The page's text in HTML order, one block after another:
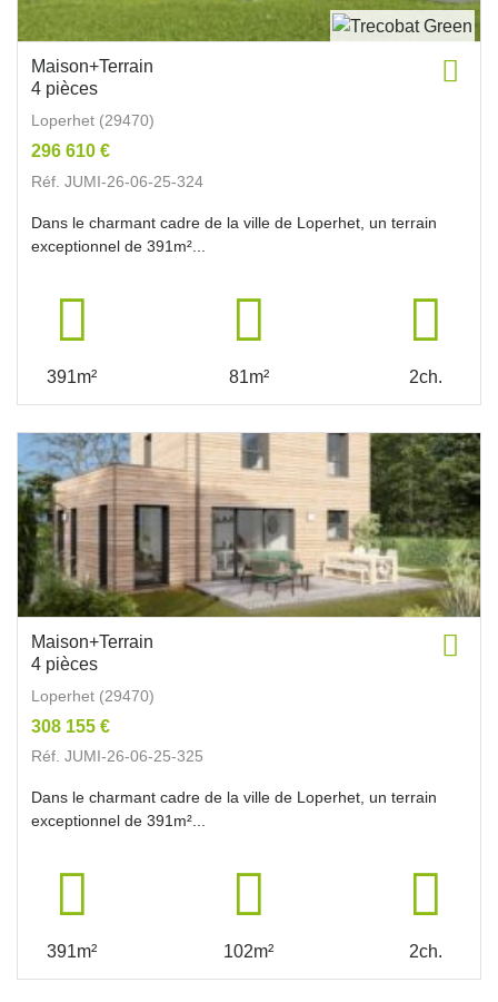
Maison+Terrain
4 pièces
Loperhet (29470)
296 610 €
Réf. JUMI-26-06-25-324
Dans le charmant cadre de la ville de Loperhet, un terrain
exceptionnel de 391m²...
391m² 81m² 2ch.
Maison+Terrain
4 pièces
Loperhet (29470)
308 155 €
Réf. JUMI-26-06-25-325
Dans le charmant cadre de la ville de Loperhet, un terrain
exceptionnel de 391m²...
391m² 102m² 2ch.